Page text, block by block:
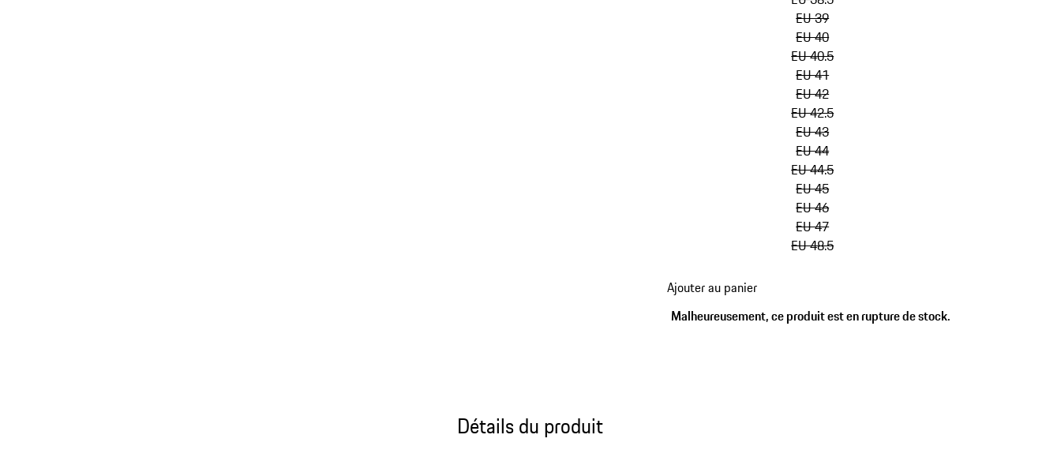
EU 39
EU 40
EU 40.5
EU 41
EU 42
EU 42.5
EU 43
EU 44
EU 44.5
EU 45
EU 46
EU 47
EU 48.5
aux
variantes
Ajouter au panier
Malheureusement, ce produit est en rupture de stock.
Détails du produit